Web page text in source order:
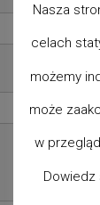
Nasza
celach
możemy
może
w
Dowiedz